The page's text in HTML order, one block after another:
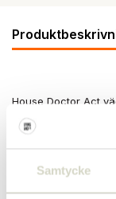
Samtycke
House Doctor Act
svart och benvitt
designen med
Mått: bredd 70 x
Material: polyester,